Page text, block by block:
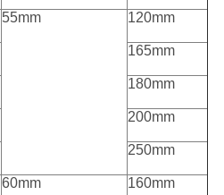
55mm 120mm
165mm
180mm
200mm
250mm
60mm 160mm